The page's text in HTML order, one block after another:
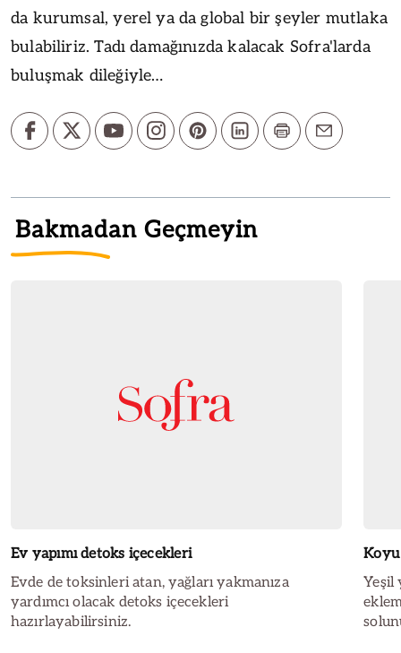
da kurumsal, yerel ya da global bir şeyler mutlaka
bulabiliriz. Tadı damağınızda kalacak Sofra'larda
buluşmak dileğiyle…
Bakmadan Geçmeyin
Ev yapımı detoks içecekleri
Evde de toksinleri atan, yağları yakmanıza
yardımcı olacak detoks içecekleri
hazırlayabilirsiniz.
Yeşil